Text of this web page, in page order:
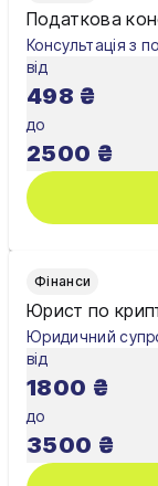
Павлоград
Полтава
Тернопіль
Ужгород
Умань
Харків
Хмельницький
Податкова
Консультація з
від
498 ₴
до
2500 ₴
Фінанси
Юрист по
Юридичний
від
1800 ₴
до
3500 ₴